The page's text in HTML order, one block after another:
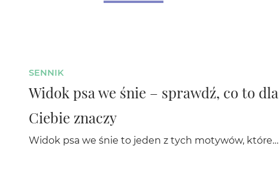
SENNIK
Widok psa we śnie – sprawdź, co to dla
Ciebie znaczy
Widok psa we śnie to jeden z tych motywów, które…